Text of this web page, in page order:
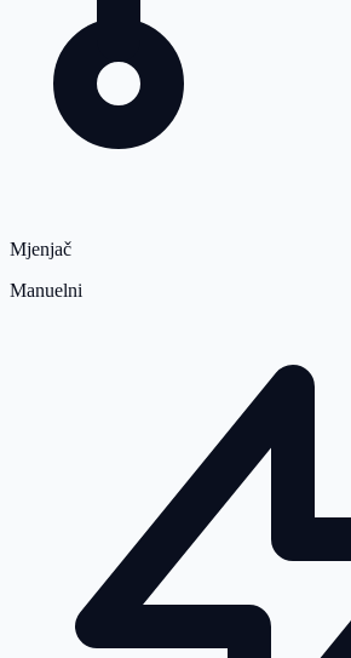
Mjenjač
Manuelni